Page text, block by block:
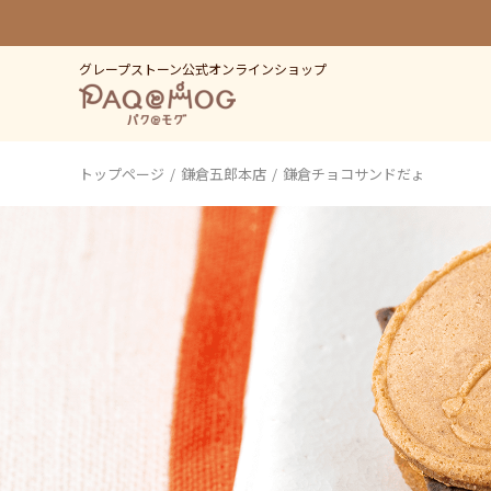
グレープストーン公式オンラインショップ
トップページ 鎌倉五郎本店 鎌倉チョコサンドだょ